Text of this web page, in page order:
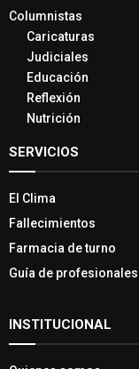
Columnistas
Caricaturas
Judiciales
Educación
Reflexión
Nutrición
SERVICIOS
El Clima
Fallecimientos
Farmacia de turno
Guía de profesionales
INSTITUCIONAL